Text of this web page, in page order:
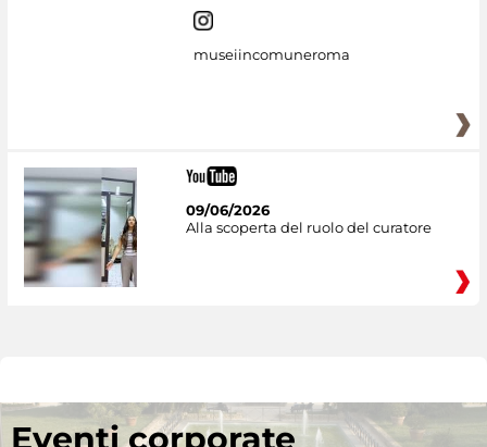
museiincomuneroma
09/06/2026
Alla scoperta del ruolo del curatore
Eventi corporate